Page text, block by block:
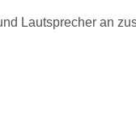
Lautsprecher an